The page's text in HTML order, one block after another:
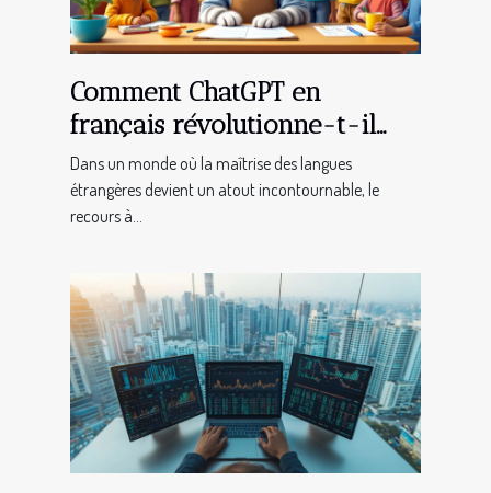
Comment ChatGPT en
français révolutionne-t-il
l'apprentissage des langues ?
Dans un monde où la maîtrise des langues
étrangères devient un atout incontournable, le
recours à...